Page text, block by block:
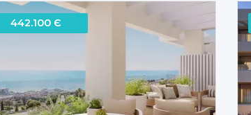
442.100 Є